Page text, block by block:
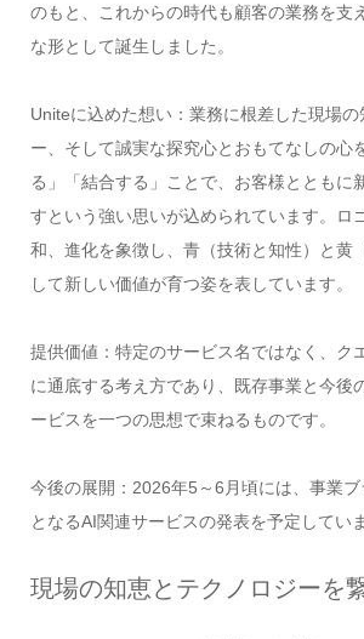
のもと、これからの時代も顧客の業務を支
な形として誕生しました。
Uniteに込めた想い：業務に根差した現場
ー、そして誠実な探究心とおもてなしの心
る」「結合する」ことで、お客様とともに
すという強い思いが込められています。ロ
和、進化を象徴し、青（技術と知性）と黄
して新しい価値が育つ姿を表しています。
提供価値：特定のサービス名ではなく、ク
に通底する考え方であり、既存事業と今後
ービスを一つの思想で束ねるものです。
今後の展開：2026年5～6月頃には、事業
となるAI関連サービスの発表を予定していま
現場の知恵とテクノロジーを